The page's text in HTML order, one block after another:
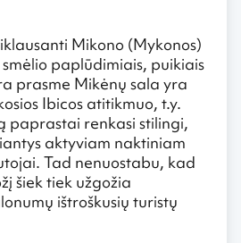
Mikono (Mykonos)
paplūdimiais, puikiais
prasme Mikėnų sala yra
Ibicos atitikmuo, t.y.
paprastai renkasi stilingi,
aktyviam naktiniam
Tad nenuostabu, kad
šiek tiek užgožia
ištroškusių turistų